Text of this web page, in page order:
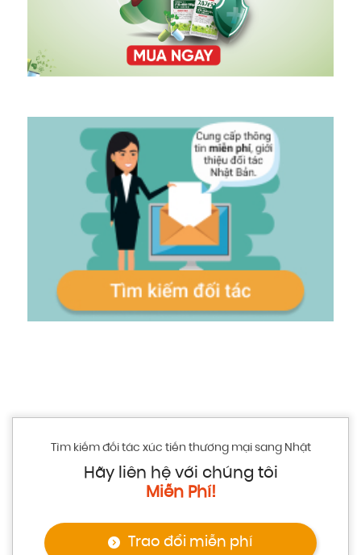
Tìm kiếm đối tác xúc tiến thương mại sang Nhật
Hãy liên hệ với chúng tôi
Miễn Phí!
Trao đổi miễn phí